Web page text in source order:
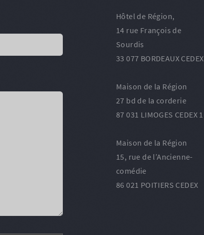
Hôtel de Région,
14 rue François de
Sourdis
33 077 BORDEAUX CEDEX
Maison de la Région
27 bd de la corderie
87 031 LIMOGES CEDEX 1
Maison de la Région
15, rue de l’Ancienne-
comédie
86 021 POITIERS CEDEX